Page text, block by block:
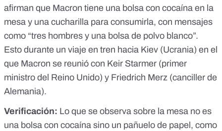
afirman que Macron tiene una bolsa con cocaína en la
mesa y una cucharilla para consumirla, con mensajes
como “tres hombres y una bolsa de polvo blanco”.
Esto durante un viaje en tren hacia Kiev (Ucrania) en el
que Macron se reunió con Keir Starmer (primer
ministro del Reino Unido) y Friedrich Merz (canciller de
Alemania).
Verificación: Lo que se observa sobre la mesa no es
una bolsa con cocaína sino un pañuelo de papel, como